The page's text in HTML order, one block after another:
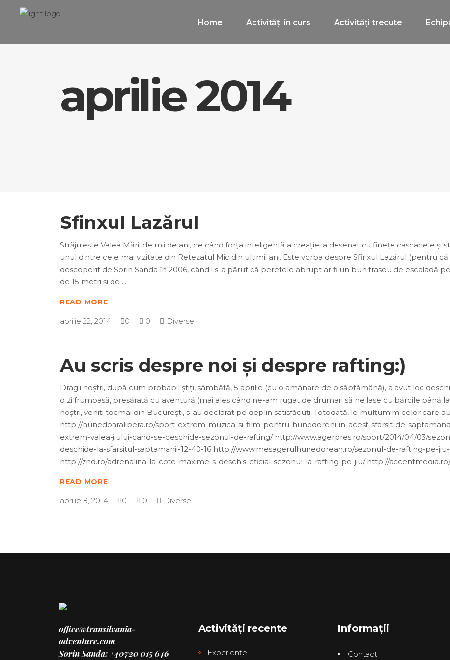
Home Activități în curs Activități trecute
aprilie 2014
Sfinxul Lazărul
Străjuiește Valea Mării de mii de ani, de când forța inteligentă a creației a desenat cu finețe cascadele și
unul dintre cele mai vizitate din Retezatul Mic din ultimii ani. Este vorba despre Sfinxul Lazărul (pentru că
descoperit de Sorin Sanda în 2006, când i s-a părut că peretele abrupt ar fi un bun traseu de escaladă
de 15 metri și de
READ MORE
aprilie 22, 2014 0 0 Diverse
Au scris despre noi și despre rafting:)
Dragii noștri, după cum probabil știți, sâmbătă, 5 aprilie (cu o amânare de o săptămână), a avut loc
o zi frumoasă, presărată cu aventură (mai ales când ne-am rugat de drumari să ne lase cu bărcile până
noștri, veniți tocmai din București, s-au declarat pe deplin satisfăcuți. Totodată, le mulțumim celor care
http://hunedoaralibera.ro/sport-extrem-muzica-si-film-pentru-hunedoreni-in-acest-sfarsit-de-
extrem-valea-jiului-cand-se-deschide-sezonul-de-rafting/ http://www.agerpres.ro/sport/2014/04/03/
deschide-la-sfarsitul-saptamanii-12-40-16 http://www.mesagerulhunedorean.ro/sezonul-de-rafting-pe-
http://zhd.ro/adrenalina-la-cote-maxime-s-deschis-oficial-sezonul-la-rafting-pe-jiu/ http://
READ MORE
aprilie 8, 2014 0 0 Diverse
office@transilvania-
adventure.com
Sorin Sanda: +40720 015 646
Activități recente
Experienţe
Informații
Contact